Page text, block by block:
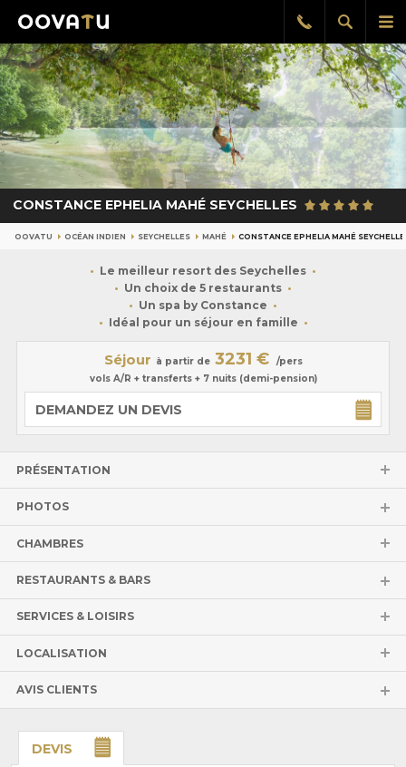
le
Afficher
la
Rappel
gratuit
CONSTANCE EPHELIA MAHÉ SEYCHELLES
OOVATU OCÉAN INDIEN SEYCHELLES MAHÉ CONSTANCE EPHELIA MAHÉ
Le meilleur resort des Seychelles
Un choix de 5 restaurants
Un spa by Constance
Idéal pour un séjour en famille
Séjour à partir de 3231 €
/pers
vols A/R + transferts + 7 nuits (demi-pension)
DEMANDEZ UN DEVIS
PRÉSENTATION
PHOTOS
CHAMBRES
RESTAURANTS & BARS
SERVICES & LOISIRS
LOCALISATION
AVIS CLIENTS
DEVIS